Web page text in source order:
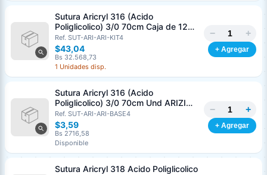
Sutura Aricryl 316 (Acido
Poliglicolico) 3/0 70cm Caja de 12
Unds ARIZI Aguja de 1/2 Circulo
Punta Conica 26mm
Ref. SUT-ARI-ARI-KIT4
$43,04
Bs 32.568,73
1 Unidades disp.
− +
+ Agregar
Sutura Aricryl 316 (Acido
Poliglicolico) 3/0 70cm Und ARIZI
Aguja de 1/2 Circulo Punta Conica
26mm
Ref. SUT-ARI-ARI-BASE4
$3,59
Bs 2716,58
Disponible
− +
+ Agregar
Sutura Aricryl 318 Acido Poliglicolico